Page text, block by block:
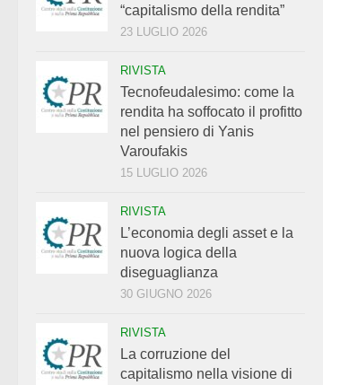
“capitalismo della rendita”
23 LUGLIO 2026
RIVISTA
Tecnofeudalesimo: come la
rendita ha soffocato il profitto
nel pensiero di Yanis
Varoufakis
15 LUGLIO 2026
RIVISTA
L’economia degli asset e la
nuova logica della
diseguaglianza
30 GIUGNO 2026
RIVISTA
La corruzione del
capitalismo nella visione di